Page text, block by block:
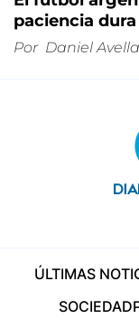
paciencia
Por Daniel
ÚLTIMAS
SOCIEDAD